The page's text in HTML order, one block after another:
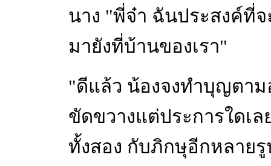
นาง "พี่จ๋า ฉันประสงค์ที่
มายังที่บ้านของเรา"
"ดีแล้ว น้องจงทำบุญตาม
ขัดขวางแต่ประการใดเ
ทั้งสอง กับภิกษุอีกหลาย